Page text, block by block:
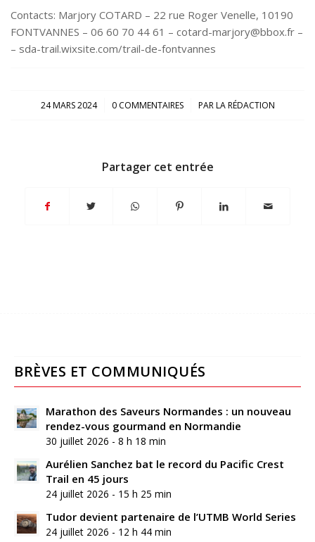
Contacts: Marjory COTARD – 22 rue Roger Venelle, 10190
FONTVANNES – 06 60 70 44 61 – cotard-marjory@bbox.fr –
– sda-trail.wixsite.com/trail-de-fontvannes
24 MARS 2024
/ 0 COMMENTAIRES
/ PARLA RÉDACTION
Partager cet entrée
BRÈVES ET COMMUNIQUÉS
Marathon des Saveurs Normandes : un nouveau
rendez-vous gourmand en Normandie
30 juillet 2026 - 8 h 18 min
Aurélien Sanchez bat le record du Pacific Crest
Trail en 45 jours
24 juillet 2026 - 15 h 25 min
Tudor devient partenaire de l’UTMB World Series
24 juillet 2026 - 12 h 44 min